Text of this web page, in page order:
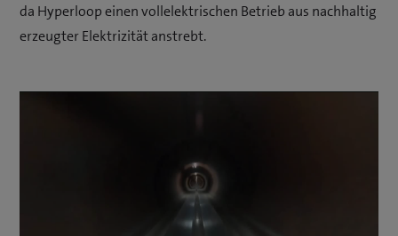
da Hyperloop einen vollelektrischen Betrieb aus nachhaltig
erzeugter Elektrizität anstrebt.